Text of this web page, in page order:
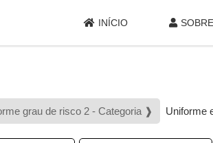
INÍCIO
grau de risco 2 - Categoria ❱ Uniforme